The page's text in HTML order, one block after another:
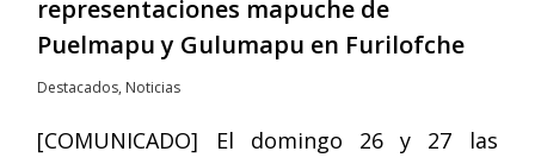
representaciones mapuche de
Puelmapu y Gulumapu en Furilofche
Destacados, Noticias
[COMUNICADO] El domingo 26 y 27 las